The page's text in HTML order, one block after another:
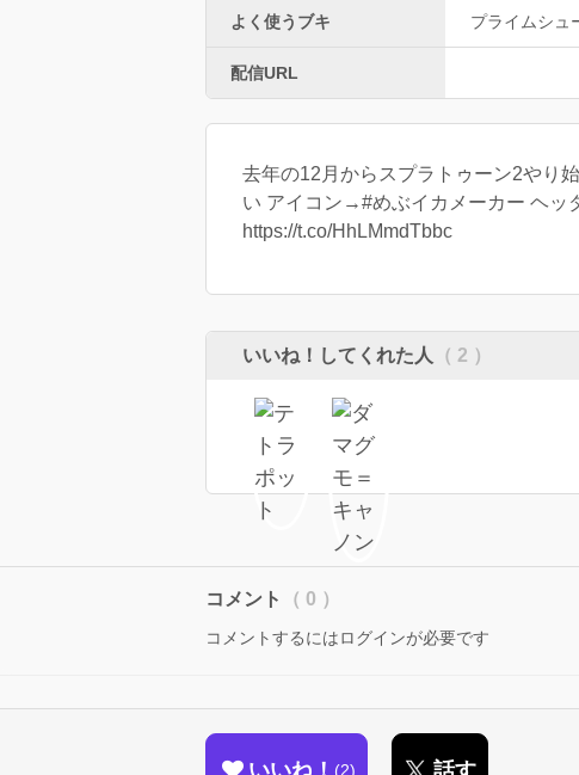
よく使うブキ プライムシュ
配信URL
去年の12月からスプラトゥーン2やり
い アイコン→#めぶイカメーカー ヘッ
https://t.co/HhLMmdTbbc
いいね！してくれた人 （ 2 ）
コメント （ 0 ）
コメントするにはログインが必要です
いいね！ 2 話す